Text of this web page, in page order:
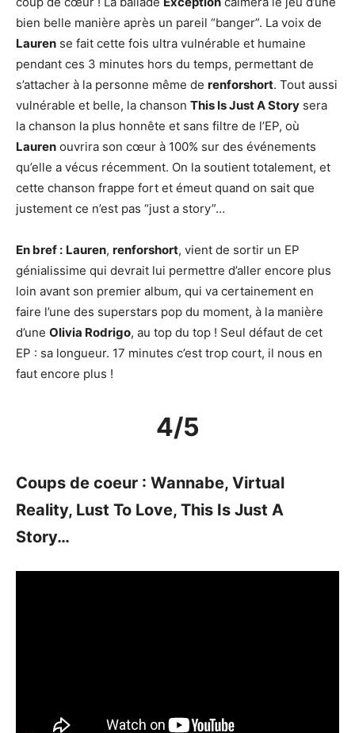
bien belle manière après un pareil “banger”. La voix de
Lauren se fait cette fois ultra vulnérable et humaine
pendant ces 3 minutes hors du temps, permettant de
s’attacher à la personne même de renforshort. Tout aussi
vulnérable et belle, la chanson This Is Just A Story sera
la chanson la plus honnête et sans filtre de l’EP, où
Lauren ouvrira son cœur à 100% sur des événements
qu’elle a vécus récemment. On la soutient totalement, et
cette chanson frappe fort et émeut quand on sait que
justement ce n’est pas “just a story”…
En bref : Lauren, renforshort, vient de sortir un EP
génialissime qui devrait lui permettre d’aller encore plus
loin avant son premier album, qui va certainement en
faire l’une des superstars pop du moment, à la manière
d’une Olivia Rodrigo, au top du top ! Seul défaut de cet
EP : sa longueur. 17 minutes c’est trop court, il nous en
faut encore plus !
4/5
Coups de coeur : Wannabe, Virtual
Reality, Lust To Love, This Is Just A
Story…